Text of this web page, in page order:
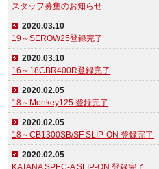
スタッフ募集のお知らせ
2020.03.10
19～SEROW25登録完了
2020.03.10
16～18CBR400R登録完了
2020.02.05
18～Monkey125 登録完了
2020.02.05
18～CB1300SB/SF SLIP-ON 登録完了
2020.02.05
KATANA SPEC-A SLIP-ON 登録完了